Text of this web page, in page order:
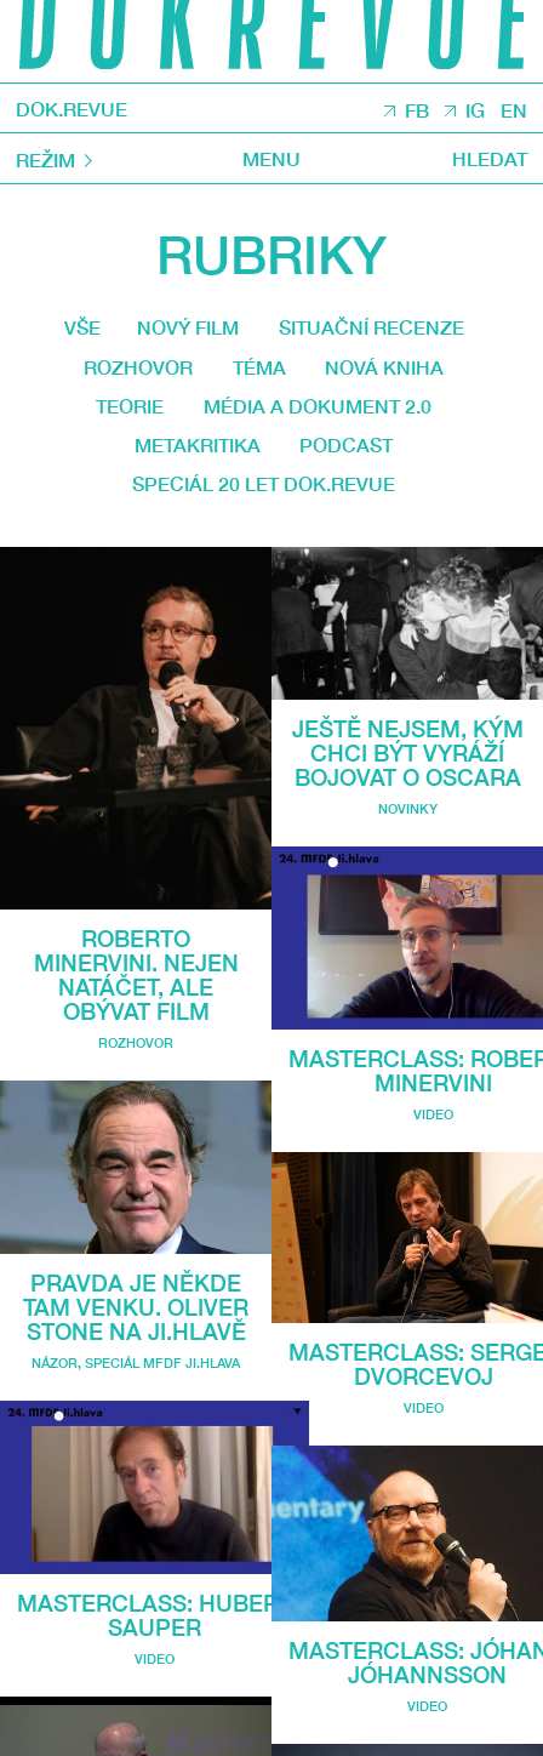
DOK.REVUE FB IG EN
REŽIM MENU HLEDAT
RUBRIKY
VŠE NOVÝ FILM
SITUAČNÍ RECENZE
ROZHOVOR
TÉMA
NOVÁ KNIHA
TEORIE
MÉDIA A DOKUMENT 2.0
METAKRITIKA
PODCAST
SPECIÁL 20 LET DOK.REVUE
ROBERTO
MINERVINI. NEJEN
NATÁČET, ALE
OBÝVAT FILM
ROZHOVOR
PRAVDA JE NĚKDE
TAM VENKU. OLIVER
STONE NA JI.HLAVĚ
NÁZOR, SPECIÁL MFDF JI.HLAVA
MASTERCLASS: HUBERT
SAUPER
VIDEO
JEŠTĚ NEJSEM, KÝM
CHCI BÝT VYRÁŽÍ
BOJOVAT O OSCARA
NOVINKY
MASTERCLASS:
MINERVINI
VIDEO
MASTERCLASS:
DVORCEVOJ
VIDEO
MASTERCLASS:
JÓHANNSSON
VIDEO